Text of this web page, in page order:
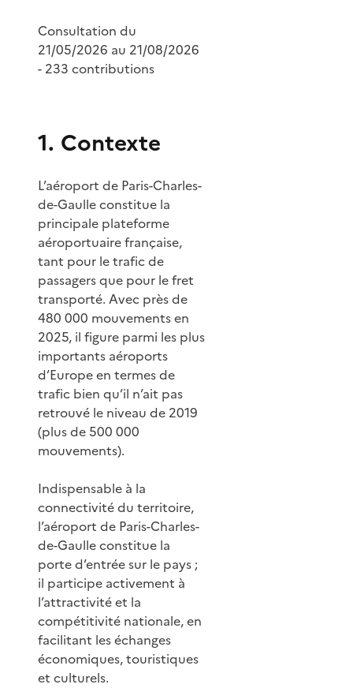
Consultation du
21/05/2026 au 21/08/2026
- 233 contributions
1. Contexte
L’aéroport de Paris-Charles-
de-Gaulle constitue la
principale plateforme
aéroportuaire française,
tant pour le trafic de
passagers que pour le fret
transporté. Avec près de
480 000 mouvements en
2025, il figure parmi les plus
importants aéroports
d’Europe en termes de
trafic bien qu’il n’ait pas
retrouvé le niveau de 2019
(plus de 500 000
mouvements).
Indispensable à la
connectivité du territoire,
l’aéroport de Paris-Charles-
de-Gaulle constitue la
porte d’entrée sur le pays ;
il participe activement à
l’attractivité et la
compétitivité nationale, en
facilitant les échanges
économiques, touristiques
et culturels.